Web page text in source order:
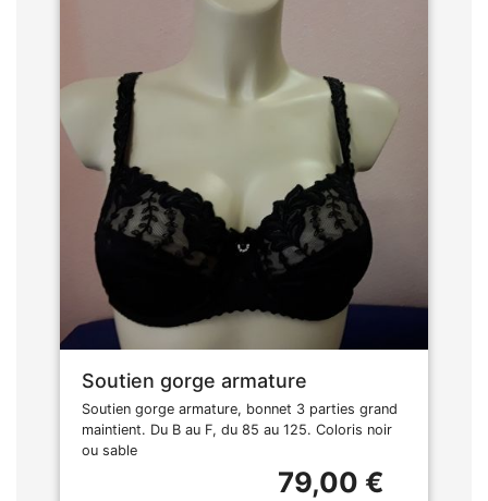
Soutien gorge armature
Soutien gorge armature, bonnet 3 parties grand
maintient. Du B au F, du 85 au 125. Coloris noir
ou sable
79,00 €